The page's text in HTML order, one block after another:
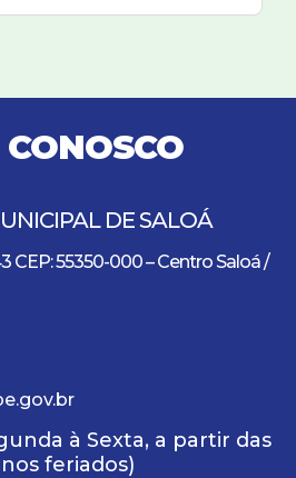
DE SALOÁ
CEP: 55350-000 – Centro Saloá /
à Sexta, a partir das
feriados)